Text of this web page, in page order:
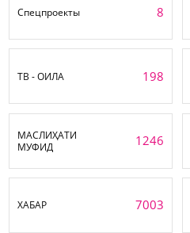
Спецпроекты 8
ТВ - ОИЛА 198
МАСЛИҲАТИ
МУФИД
1246
ХАБАР 7003